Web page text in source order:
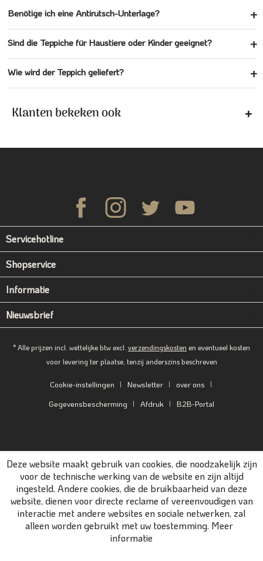
Benötige ich eine Antirutsch-Unterlage?
Sind die Teppiche für Haustiere oder Kinder geeignet?
Wie wird der Teppich geliefert?
Klanten bekeken ook
Servicehotline
Shopservice
Informatie
Nieuwsbrief
* Alle prijzen incl. wettelijke btw excl. verzendingskosten en eventueel kosten
voor levering ter plaatse, tenzij anderszins beschreven
Cookie-instellingen Newsletter
over ons
Gegevensbescherming
Afdruk B2B-Portal
Deze website maakt gebruik van cookies, die noodzakelijk zijn
voor de technische werking van de website en zijn altijd
ingesteld. Andere cookies, die de bruikbaarheid van deze
website, dienen voor directe reclame of vereenvoudigen van
interactie met andere websites en sociale netwerken, zal
alleen worden gebruikt met uw toestemming. Meer
informatie